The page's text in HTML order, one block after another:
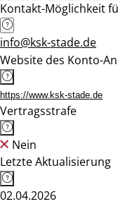
Kontakt-Möglichkeit
info@ksk-stade.de
Website des Konto-
https://www.ksk-stade.de
Vertragsstrafe
Nein
Letzte Aktualisierung
02.04.2026